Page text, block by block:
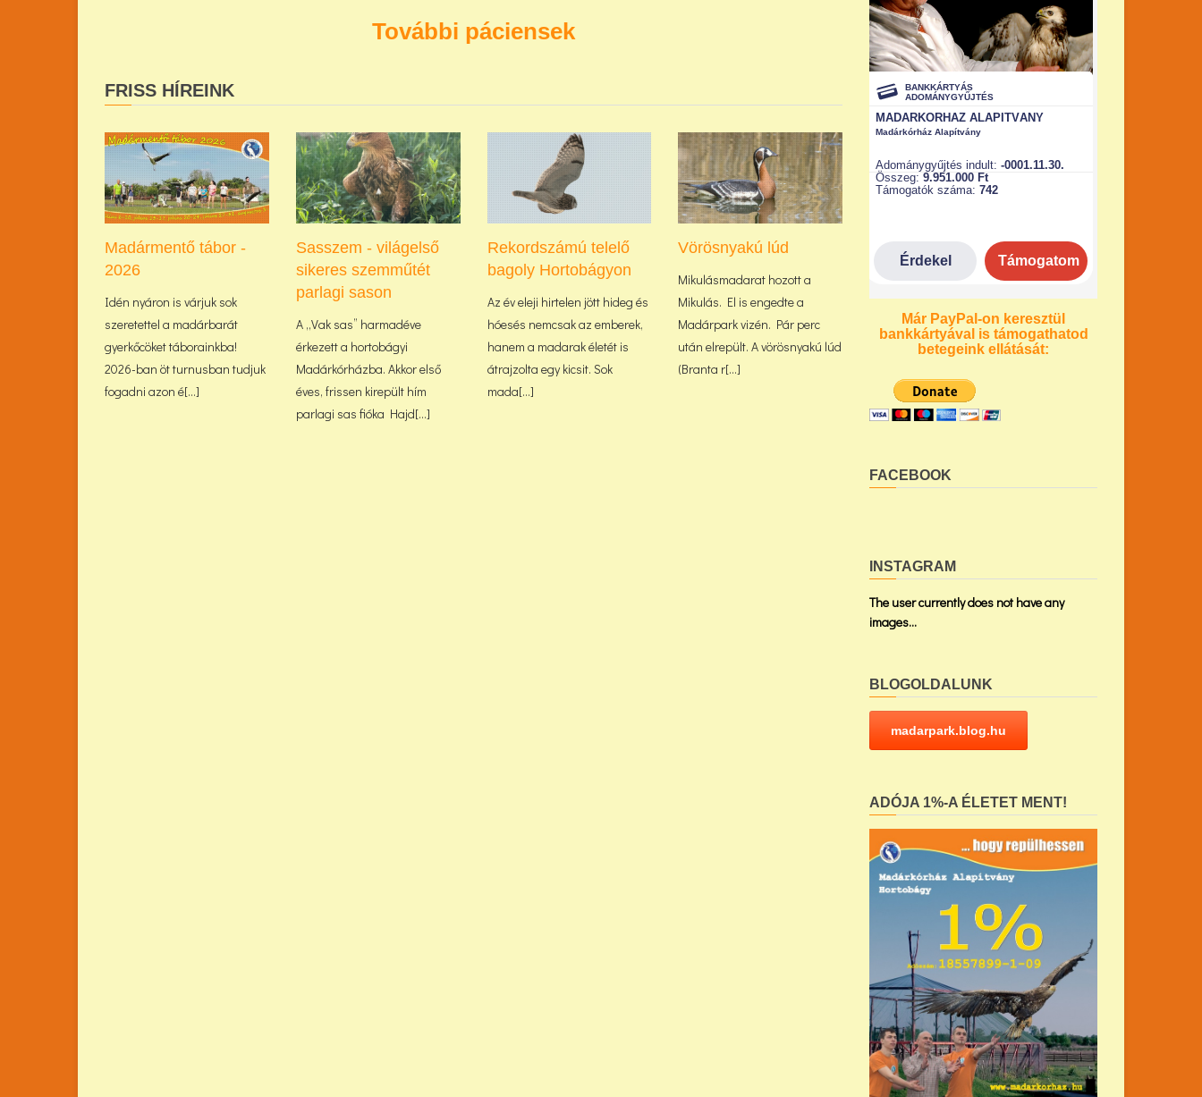
További páciensek
FRISS HÍREINK
Madármentő tábor -
2026
Idén nyáron is várjuk sok
szeretettel a madárbarát
gyerkőcöket táborainkba!
2026-ban öt turnusban tudjuk
fogadni azon é[...]
Sasszem - világelső
sikeres szemműtét
parlagi sason
A „Vak sas” harmadéve
érkezett a hortobágyi
Madárkórházba. Akkor első
éves, frissen kirepült hím
parlagi sas fióka Hajd[...]
Rekordszámú telelő
bagoly Hortobágyon
Az év eleji hirtelen jött hideg és
hóesés nemcsak az emberek,
hanem a madarak életét is
átrajzolta egy kicsit. Sok
mada[...]
Vörösnyakú lúd
Mikulásmadarat hozott a
Mikulás. El is engedte a
Madárpark vizén. Pár perc
után elrepült. A vörösnyakú lúd
(Branta r[...]
Már PayPal-on keresztül
bankkártyával is támogathatod
betegeink ellátását:
FACEBOOK
INSTAGRAM
The user currently does not have any
images...
BLOGOLDALUNK
madarpark.blog.hu
ADÓJA 1%-A ÉLETET MENT!